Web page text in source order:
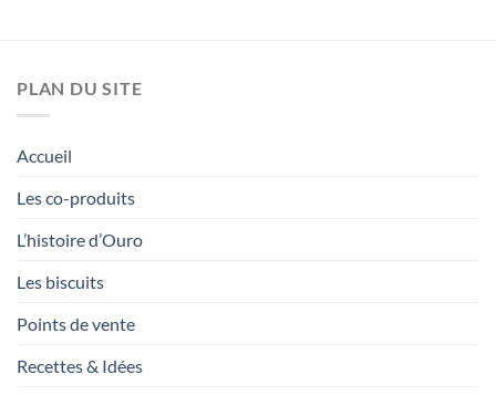
PLAN DU SITE
Accueil
Les co-produits
L’histoire d’Ouro
Les biscuits
Points de vente
Recettes & Idées